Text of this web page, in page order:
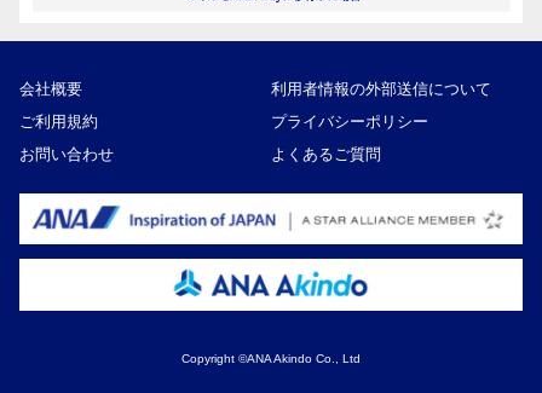
会社概要
利用者情報の外部送信について
ご利用規約
プライバシーポリシー
お問い合わせ
よくあるご質問
Copyright ©ANA Akindo Co., Ltd